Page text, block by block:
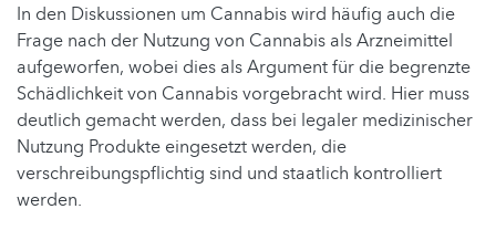
In den Diskussionen um Cannabis wird häufig auch die
Frage nach der Nutzung von Cannabis als Arzneimittel
aufgeworfen, wobei dies als Argument für die begrenzte
Schädlichkeit von Cannabis vorgebracht wird. Hier muss
deutlich gemacht werden, dass bei legaler medizinischer
Nutzung Produkte eingesetzt werden, die
verschreibungspflichtig sind und staatlich kontrolliert
werden.